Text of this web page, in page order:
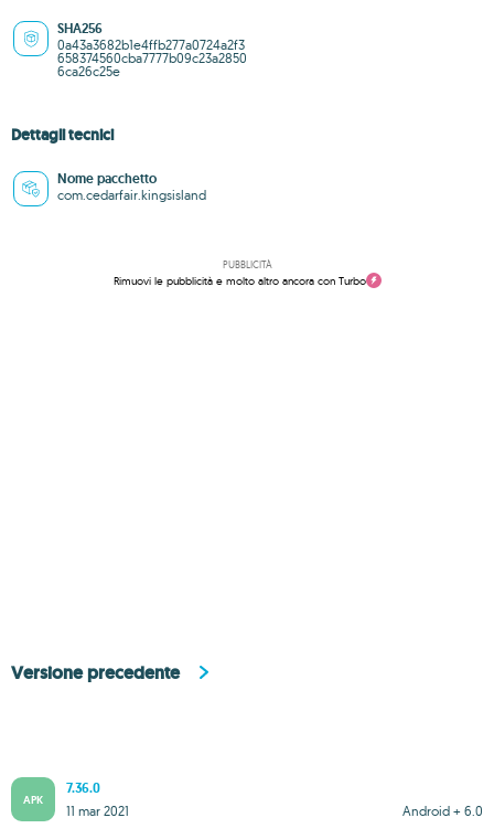
SHA256
0a43a3682b1e4ffb277a0724a2f3
658374560cba7777b09c23a2850
6ca26c25e
Dettagli tecnici
Nome pacchetto
com.cedarfair.kingsisland
PUBBLICITÀ
Rimuovi le pubblicità e molto altro ancora con Turbo
Versione precedente
APK
7.36.0
Android + 6.0
11 mar 2021